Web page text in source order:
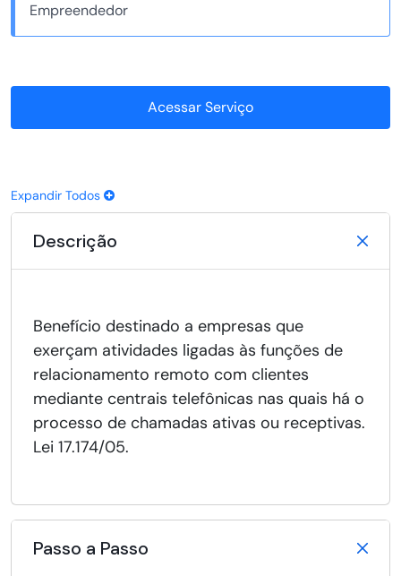
Empreendedor
Acessar Serviço
Expandir Todos
Descrição
Benefício destinado a empresas que
exerçam atividades ligadas às funções de
relacionamento remoto com clientes
mediante centrais telefônicas nas quais há o
processo de chamadas ativas ou receptivas.
Lei 17.174/05.
Passo a Passo